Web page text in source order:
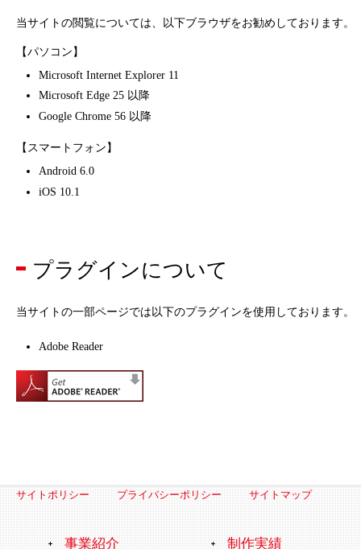
当サイトの閲覧については、以下ブラウザをお勧めしております。
【パソコン】
Microsoft Internet Explorer 11
Microsoft Edge 25 以降
Google Chrome 56 以降
【スマートフォン】
Android 6.0
iOS 10.1
プラグインについて
当サイトの一部ページでは以下のプラグインを使用しております。
Adobe Reader
サイトポリシー プライバシーポリシー サイトマップ
事業紹介 制作実績